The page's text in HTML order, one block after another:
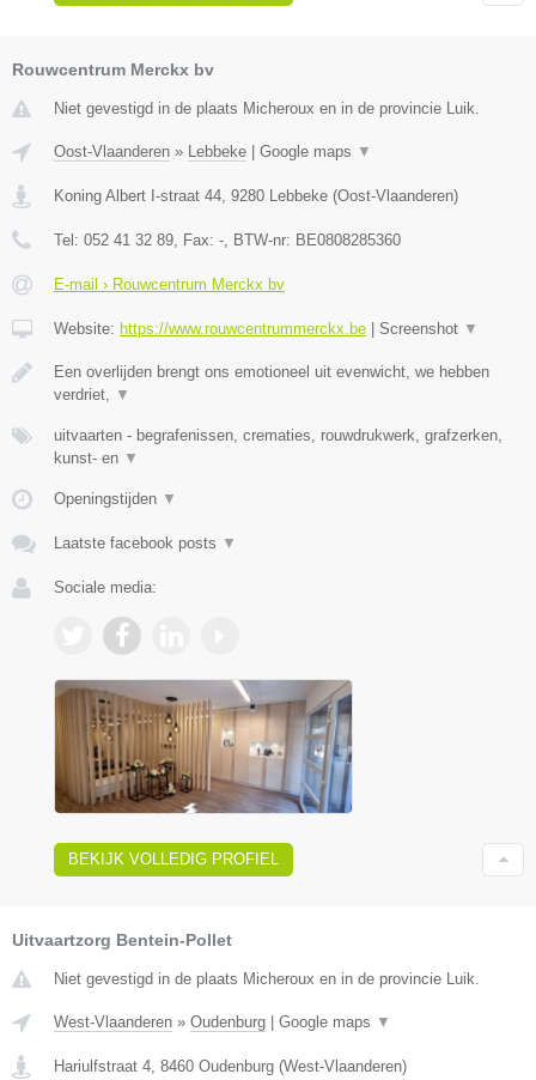
Rouwcentrum Merckx bv
Niet gevestigd in de plaats Micheroux en in de provincie Luik.
Oost-Vlaanderen » Lebbeke | Google maps ▼
Koning Albert I-straat 44 9280 Lebbeke (Oost-Vlaanderen)
Tel: 052 41 32 89 , Fax: - , BTW-nr: BE0808285360
E-mail › Rouwcentrum Merckx bv
Website: https://www.rouwcentrummerckx.be | Screenshot ▼
Een overlijden brengt ons emotioneel uit evenwicht, we hebben
verdriet,
▼
uitvaarten - begrafenissen, crematies, rouwdrukwerk, grafzerken,
kunst- en ▼
Openingstijden ▼
Laatste facebook posts ▼
Sociale media:
BEKIJK VOLLEDIG PROFIEL
Uitvaartzorg Bentein-Pollet
Niet gevestigd in de plaats Micheroux en in de provincie Luik.
West-Vlaanderen » Oudenburg | Google maps ▼
Hariulfstraat 4 8460 Oudenburg (West-Vlaanderen)